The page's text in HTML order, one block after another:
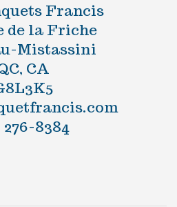
Francis
de la Friche
Mistassini
CA
276-8384